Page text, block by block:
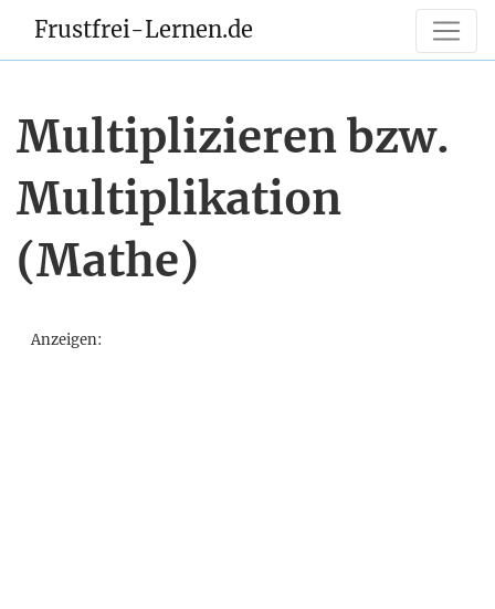
Frustfrei-Lernen.de
Multiplizieren bzw.
Multiplikation
(Mathe)
Anzeigen: